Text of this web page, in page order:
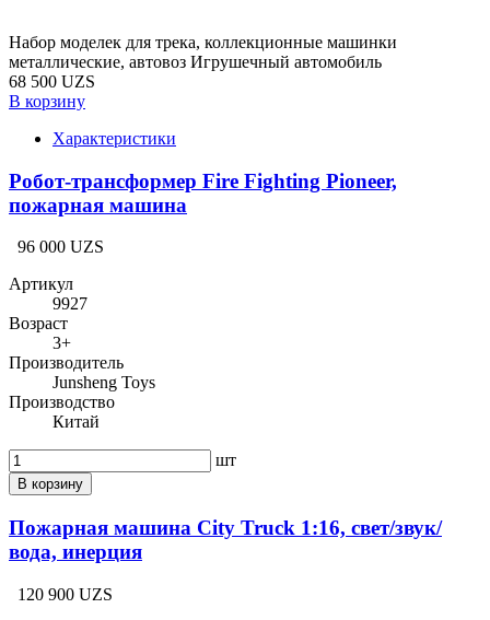
Набор моделек для трека, коллекционные машинки
металлические, автовоз Игрушечный автомобиль
68 500 UZS
В корзину
Характеристики
Робот-трансформер Fire Fighting Pioneer,
пожарная машина
96 000 UZS
Артикул
9927
Возраст
3+
Производитель
Junsheng Toys
Производство
Китай
шт
В корзину
Пожарная машина City Truck 1:16, свет/звук/
вода, инерция
120 900 UZS